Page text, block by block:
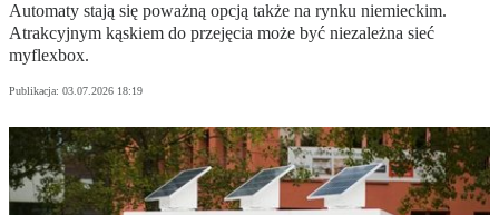
Automaty stają się poważną opcją także na rynku niemieckim.
Atrakcyjnym kąskiem do przejęcia może być niezależna sieć
myflexbox.
Publikacja: 03.07.2026 18:19